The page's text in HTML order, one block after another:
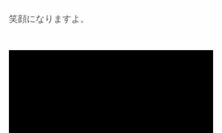
笑顔になりますよ。